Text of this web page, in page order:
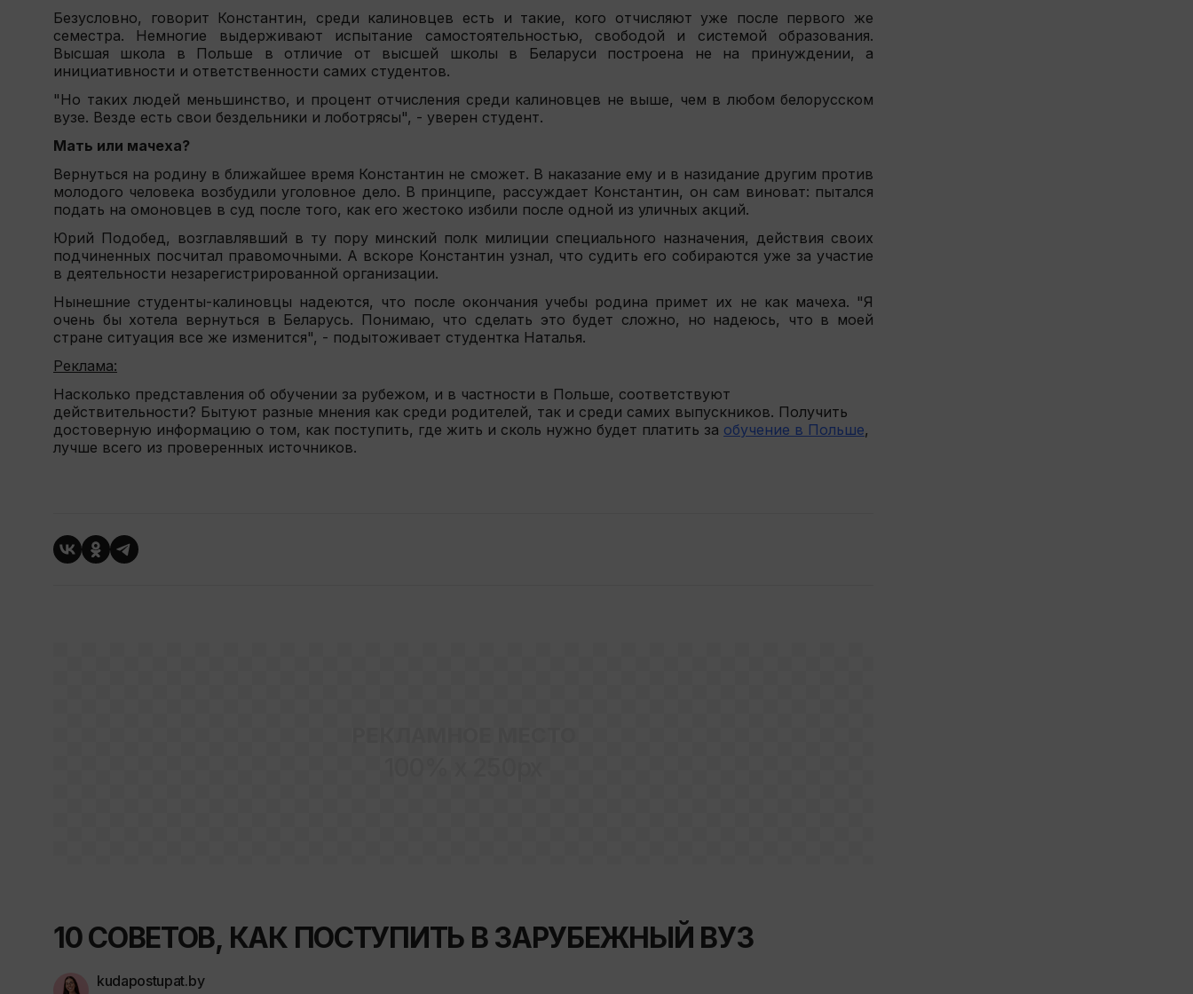
Безусловно, говорит Константин, среди калиновцев есть и такие, кого отчисляют уже после первого же
семестра. Немногие выдерживают испытание самостоятельностью, свободой и системой образования.
Высшая школа в Польше в отличие от высшей школы в Беларуси построена не на принуждении, а
инициативности и ответственности самих студентов.
"Но таких людей меньшинство, и процент отчисления среди калиновцев не выше, чем в любом белорусском
вузе. Везде есть свои бездельники и лоботрясы", - уверен студент.
Мать или мачеха?
Вернуться на родину в ближайшее время Константин не сможет. В наказание ему и в назидание другим против
молодого человека возбудили уголовное дело. В принципе, рассуждает Константин, он сам виноват: пытался
подать на омоновцев в суд после того, как его жестоко избили после одной из уличных акций.
Юрий Подобед, возглавлявший в ту пору минский полк милиции специального назначения, действия своих
подчиненных посчитал правомочными. А вскоре Константин узнал, что судить его собираются уже за участие
в деятельности незарегистрированной организации.
Нынешние студенты-калиновцы надеются, что после окончания учебы родина примет их не как мачеха. "Я
очень бы хотела вернуться в Беларусь. Понимаю, что сделать это будет сложно, но надеюсь, что в моей
стране ситуация все же изменится", - подытоживает студентка Наталья.
Реклама:
Насколько представления об обучении за рубежом, и в частности в Польше, соответствуют
действительности? Бытуют разные мнения как среди родителей, так и среди самих выпускников. Получить
достоверную информацию о том, как поступить, где жить и сколь нужно будет платить за обучение в Польше,
лучше всего из проверенных источников.
10 СОВЕТОВ, КАК ПОСТУПИТЬ В ЗАРУБЕЖНЫЙ ВУЗ
kudapostupat.by